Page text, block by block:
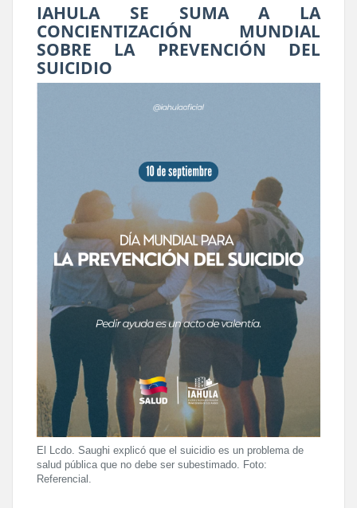
IAHULA SE SUMA A LA
CONCIENTIZACIÓN MUNDIAL
SOBRE LA PREVENCIÓN DEL
SUICIDIO
El Lcdo. Saughi explicó que el suicidio es un problema de
salud pública que no debe ser subestimado. Foto:
Referencial.